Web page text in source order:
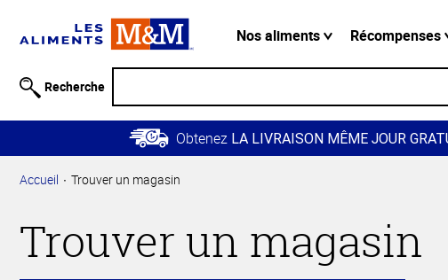
relative à
Passer
contenu
Retour à
principale
Nos aliments Récompenses
Recherche
Obtenez LA LIVRAISON MÊME JOUR
Accueil Trouver un magasin
Trouver un magasin